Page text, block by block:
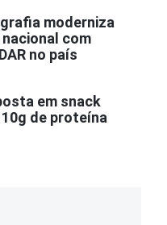
moderniza
com
no país
em snack
de proteína